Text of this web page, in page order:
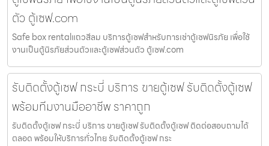
ตัว ตู้เซฟ.com
Safe box rentalแถวสีลม บริการตู้เซฟสำหรับการเช่าตู้เซฟนิรภัย เพื่อใช้
งานเป็นตู้นิรภัยส่วนตัวและตู้เซฟส่วนตัว ตู้เซฟ.com
รับติดตั้งตู้เซฟ กระบี่ บริการ ขายตู้เซฟ รับติดตั้งตู้เซฟ
พร้อมทีมงานมืออาชีพ ราคาถูก
รับติดตั้งตู้เซฟ กระบี่ บริการ ขายตู้เซฟ รับติดตั้งตู้เซฟ ติดต่อสอบถามได้
ตลอด พร้อมให้บริการทั่วไทย รับติดตั้งตู้เซฟ กระ